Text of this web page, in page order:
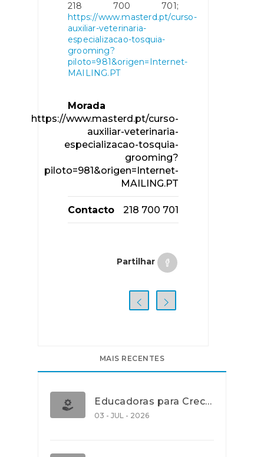
218 700 701;
https://www.masterd.pt/curso-
auxiliar-veterinaria-
especializacao-tosquia-
grooming?
piloto=981&origen=Internet-
MAILING.PT
Morada
https://www.masterd.pt/curso-
auxiliar-veterinaria-
especializacao-tosquia-
grooming?
piloto=981&origen=Internet-
MAILING.PT
Contacto 218 700 701
Partilhar
MAIS RECENTES
Educadoras para Creche e J.I., Lisboa
03 - JUL - 2026